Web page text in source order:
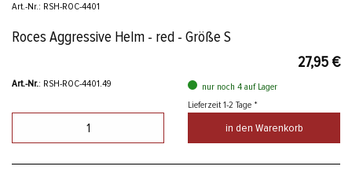
Art.-Nr.: RSH-ROC-4401
Roces Aggressive Helm - red - Größe S
27,95 €
Art.-Nr.: RSH-ROC-4401.49
nur noch 4 auf Lager
Lieferzeit 1-2 Tage *
in den Warenkorb